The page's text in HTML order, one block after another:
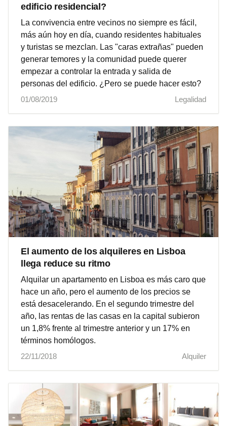
edificio residencial?
La convivencia entre vecinos no siempre es fácil,
más aún hoy en día, cuando residentes habituales
y turistas se mezclan. Las "caras extrañas" pueden
generar temores y la comunidad puede querer
empezar a controlar la entrada y salida de
personas del edificio. ¿Pero se puede hacer esto?
01/08/2019
Legalidad
El aumento de los alquileres en Lisboa
llega reduce su ritmo
Alquilar un apartamento en Lisboa es más caro que
hace un año, pero el aumento de los precios se
está desacelerando. En el segundo trimestre del
año, las rentas de las casas en la capital subieron
un 1,8% frente al trimestre anterior y un 17% en
términos homólogos.
22/11/2018
Alquiler